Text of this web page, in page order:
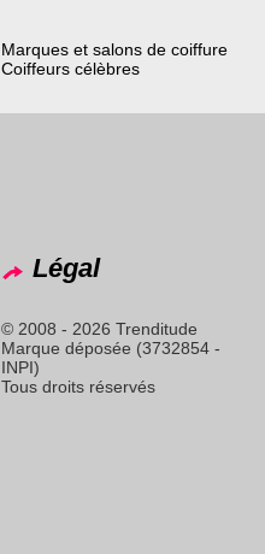
Marques et salons de coiffure
Coiffeurs célèbres
Légal
© 2008 - 2026 Trenditude
Marque déposée (3732854 -
INPI)
Tous droits réservés